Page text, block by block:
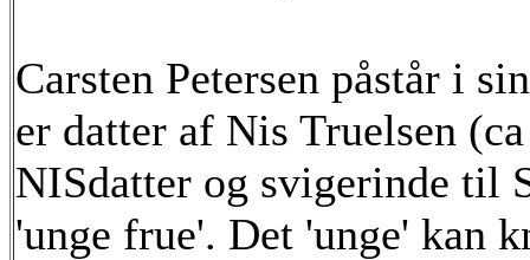
Carsten Petersen påstår i
er datter af Nis Truelsen
NISdatter og svigerinde til
'unge frue'. Det 'unge' kan